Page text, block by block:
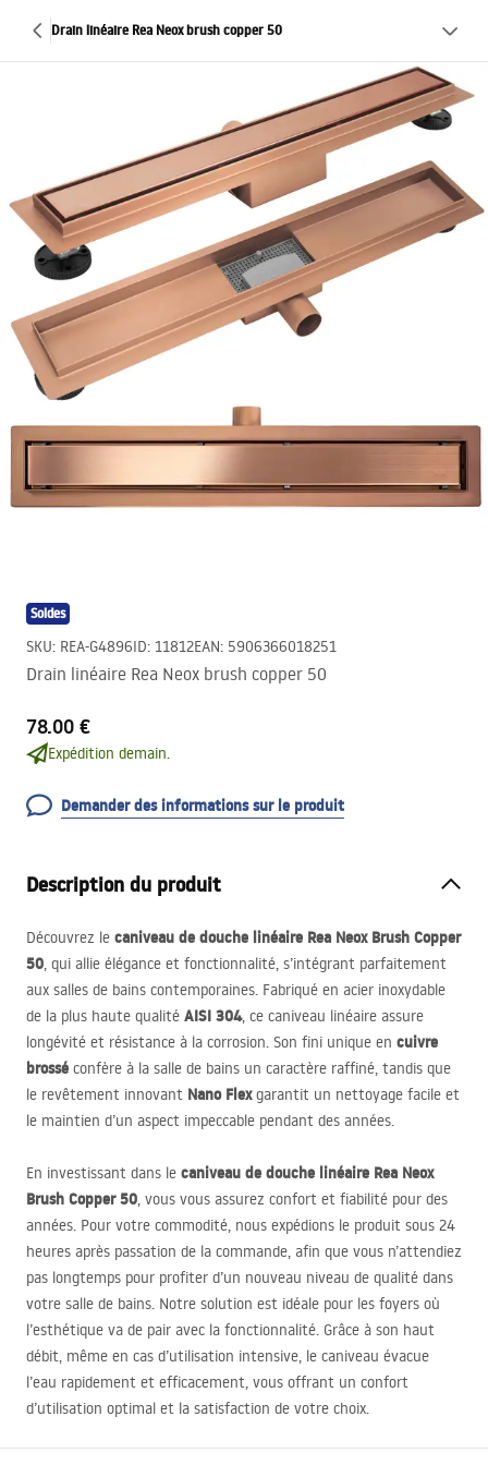
Drain linéaire Rea Neox brush copper 50
Soldes
SKU: REA-G4896ID: 11812EAN: 5906366018251
Drain linéaire Rea Neox brush copper 50
78.00 €
Expédition demain.
Demander des informations sur le produit
Description du produit
Découvrez le caniveau de douche linéaire Rea Neox Brush Copper
50, qui allie élégance et fonctionnalité, s’intégrant parfaitement
aux salles de bains contemporaines. Fabriqué en acier inoxydable
de la plus haute qualité AISI 304, ce caniveau linéaire assure
longévité et résistance à la corrosion. Son fini unique en cuivre
brossé confère à la salle de bains un caractère raffiné, tandis que
le revêtement innovant Nano Flexgarantit un nettoyage facile et
le maintien d’un aspect impeccable pendant des années.
En investissant dans le caniveau de douche linéaire Rea Neox
Brush Copper 50, vous vous assurez confort et fiabilité pour des
années. Pour votre commodité, nous expédions le produit sous 24
heures après passation de la commande, afin que vous n’attendiez
pas longtemps pour profiter d’un nouveau niveau de qualité dans
votre salle de bains. Notre solution est idéale pour les foyers où
l’esthétique va de pair avec la fonctionnalité. Grâce à son haut
débit, même en cas d’utilisation intensive, le caniveau évacue
l’eau rapidement et efficacement, vous offrant un confort
d’utilisation optimal et la satisfaction de votre choix.